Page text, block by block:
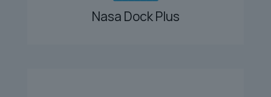
Nasa Dock Plus